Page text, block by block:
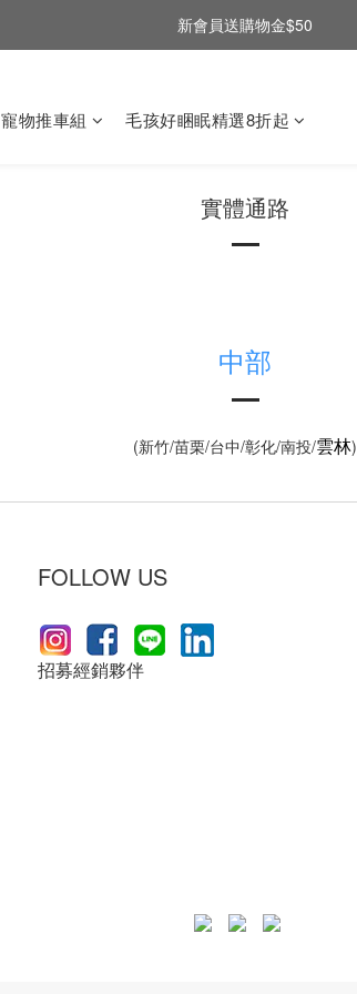
新會員送購物金$50
寵物推車組 毛孩好睏眠精選8折起
實體通路
中部
(新竹/苗栗/台中/彰化/南投/雲林)
FOLLOW US
招募經銷夥伴